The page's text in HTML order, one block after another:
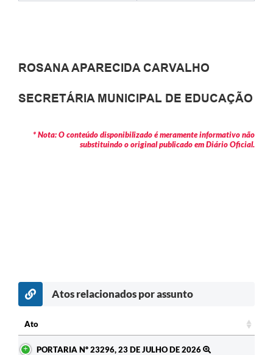
ROSANA APARECIDA CARVALHO
SECRETÁRIA MUNICIPAL DE EDUCAÇÃO
* Nota: O conteúdo disponibilizado é meramente informativo não
substituindo o original publicado em Diário Oficial.
Atos relacionados por assunto
Ato
PORTARIA Nº 23296, 23 DE JULHO DE 2026